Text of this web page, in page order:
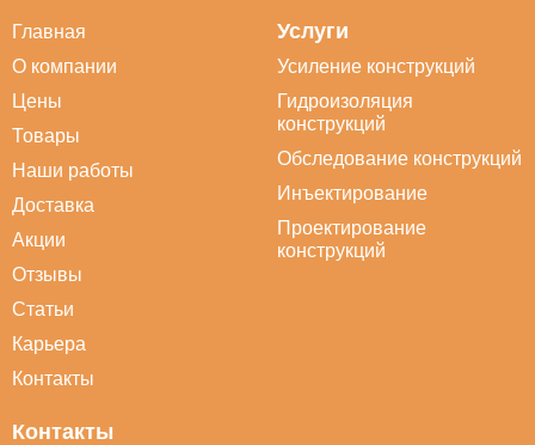
Главная
О компании
Цены
Товары
Наши работы
Доставка
Акции
Отзывы
Статьи
Карьера
Контакты
Услуги
Усиление конструкций
Гидроизоляция
конструкций
Обследование конструкций
Инъектирование
Проектирование
конструкций
Контакты